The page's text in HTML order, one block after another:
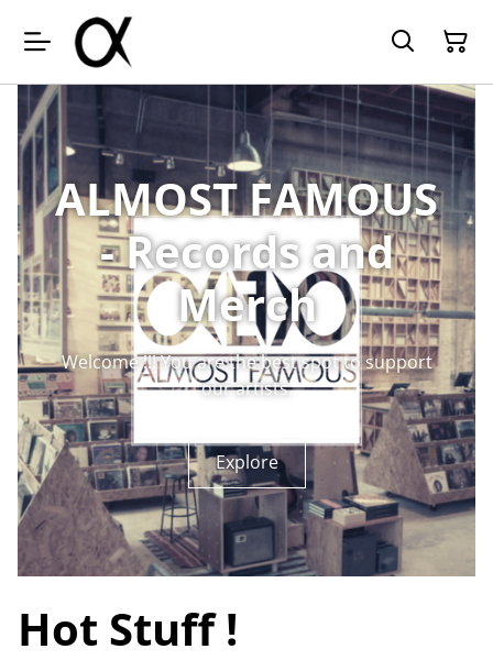
ALMOST FAMOUS
- Records and
Merch
Welcome !!! You are the best spot to support
our artists.
Explore
Hot Stuff !